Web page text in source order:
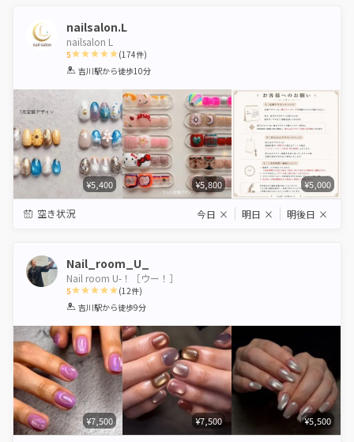
nailsalon.L
nailsalon L
5
1 2 3 4 5
(174件)
吉川駅から徒歩10分
¥5,400 ¥5,800 ¥5,000
空き状況 今日 × 明日 × 明後日 ×
Nail_room_U_
Nail room U-！［ウー！］
5
1 2 3 4 5
(12件)
吉川駅から徒歩9分
¥7,500 ¥7,500 ¥5,500